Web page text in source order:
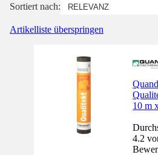
Sortiert nach:
Artikelliste überspringen
10 m
4.2